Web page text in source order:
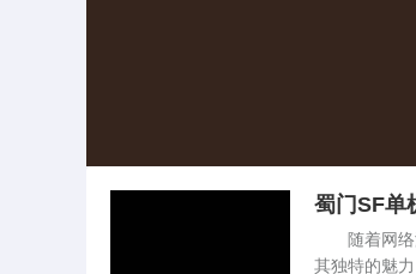
蜀门SF单
随着网络游
其独特的魅